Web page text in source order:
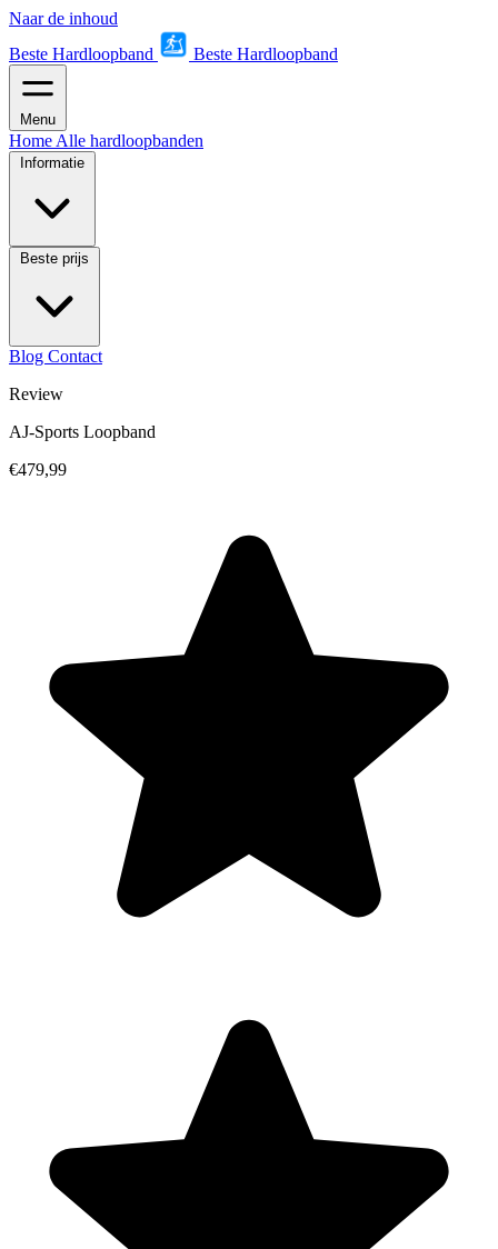
Naar de inhoud
Beste Hardloopband
Beste Hardloopband
Menu
Home Alle hardloopbanden
Informatie
Beste prijs
Blog Contact
Review
AJ-Sports Loopband
€479,99